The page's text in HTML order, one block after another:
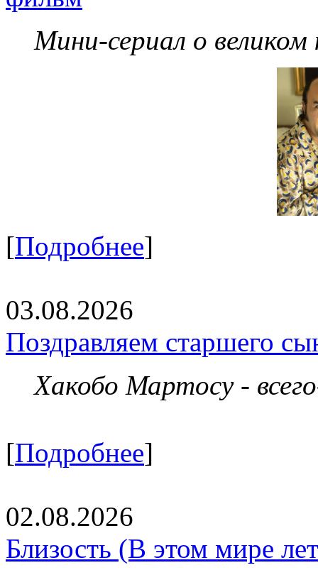
Мини-сериал о великом
[Подробнее]
03.08.2026
Поздравляем старшего
Хакобо Мартосу -
[Подробнее]
02.08.2026
Близость (В этом мире